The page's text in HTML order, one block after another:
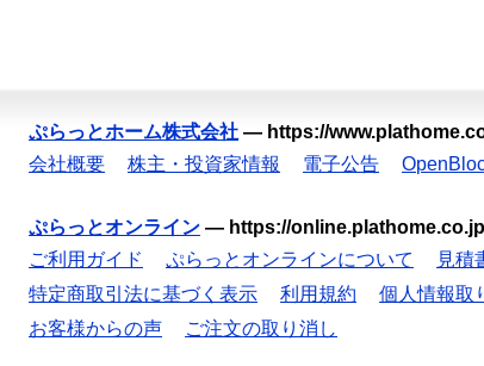
ぷらっとホーム株式会社 — https://
会社概要
株主・投資家情報 電子公告
ぷらっとオンライン — https://
ご利用ガイド
ぷらっとオンラインについて 見積
特定商取引法に基づく表示
利用規約 個人情報取
お客様からの声
ご注文の取り消し